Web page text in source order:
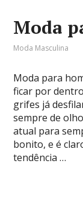
Moda
Moda Masculina
Moda para
ficar por
grifes já
sempre de
atual para
bonito, e é
tendência …